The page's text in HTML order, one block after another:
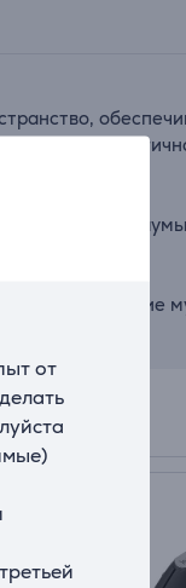
от
более
окружающие